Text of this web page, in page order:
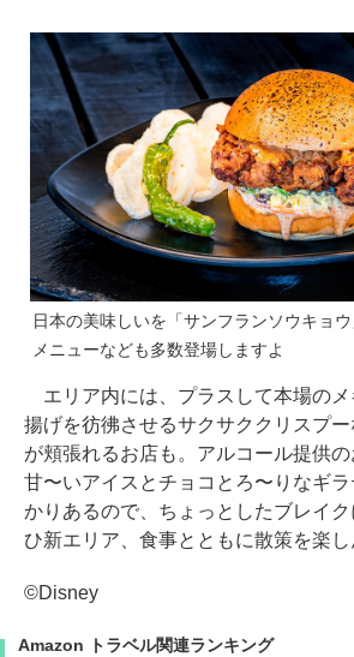
日本の美味しいを「サンフランソウキョ
メニューなども多数登場しますよ
エリア内には、プラスして本場のメ
揚げを彷彿させるサクサククリスプ
が頬張れるお店も。アルコール提供
甘〜いアイスとチョコとろ〜りなギ
かりあるので、ちょっとしたブレイ
ひ新エリア、食事とともに散策を楽し
©Disney
Amazon トラベル関連ランキング